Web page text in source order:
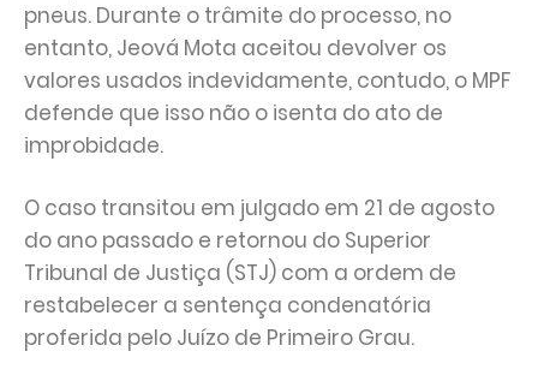
pneus. Durante o trâmite do processo, no
entanto, Jeová Mota aceitou devolver os
valores usados indevidamente, contudo, o MPF
defende que isso não o isenta do ato de
improbidade.
O caso transitou em julgado em 21 de agosto
do ano passado e retornou do Superior
Tribunal de Justiça (STJ) com a ordem de
restabelecer a sentença condenatória
proferida pelo Juízo de Primeiro Grau.